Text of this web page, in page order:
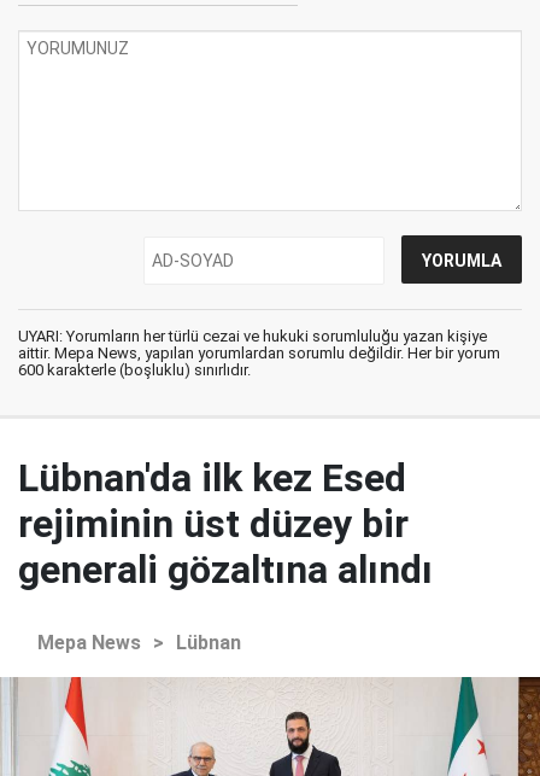
UYARI: Yorumların her türlü cezai ve hukuki sorumluluğu yazan kişiye
aittir. Mepa News, yapılan yorumlardan sorumlu değildir. Her bir yorum
600 karakterle (boşluklu) sınırlıdır.
Lübnan'da ilk kez Esed
rejiminin üst düzey bir
generali gözaltına alındı
Mepa News > Lübnan